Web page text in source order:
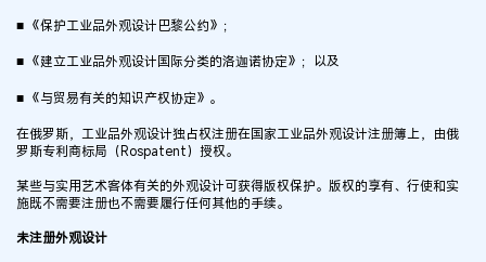
■ 《保护工业品外观设计巴黎公约》；
■ 《建立工业品外观设计国际分类的洛迦诺协定》；以及
■ 《与贸易有关的知识产权协定》。
在俄罗斯，工业品外观设计独占权注册在国家工业品外观设计注册簿上，由俄
罗斯专利商标局（Rospatent）授权。
某些与实用艺术客体有关的外观设计可获得版权保护。版权的享有、行使和实
施既不需要注册也不需要履行任何其他的手续。
未注册外观设计